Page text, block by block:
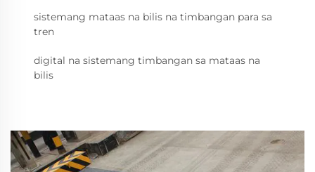
sistemang mataas na bilis na timbangan para sa
tren
digital na sistemang timbangan sa mataas na
bilis